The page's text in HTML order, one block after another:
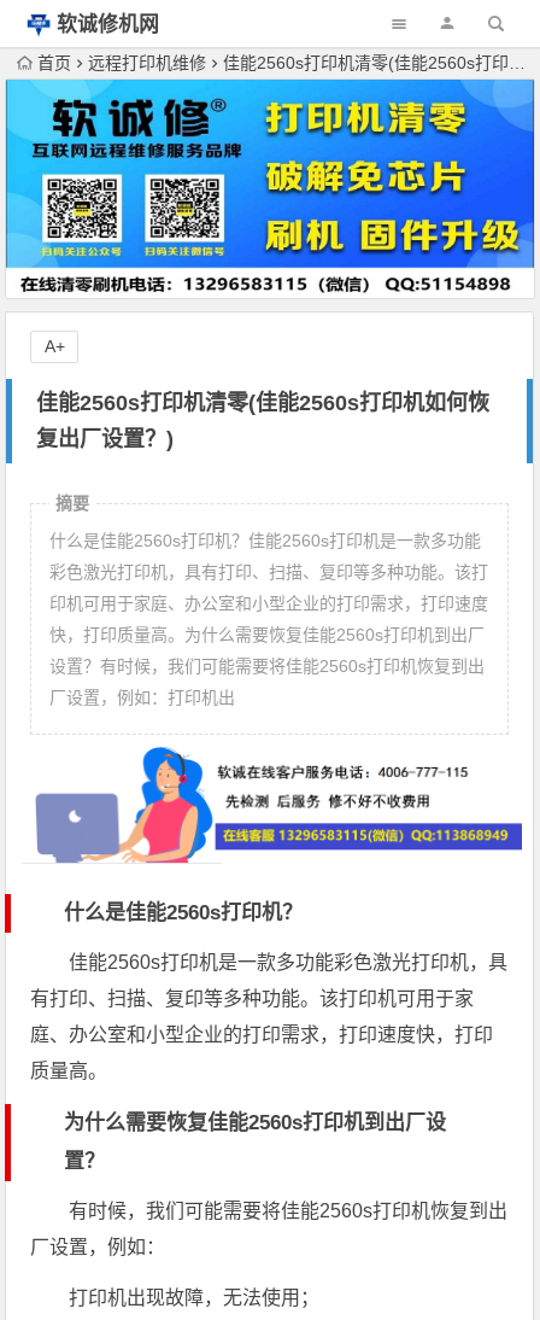
软诚修机网
首页 远程打印机维修 佳能2560s打印机清零(佳能2560s打印机如何恢复出厂设置？)
佳能2560s打印机清零(佳能2560s打印机如何恢
复出厂设置？)
A+
摘要
什么是佳能2560s打印机？佳能2560s打印机是一款多功能
彩色激光打印机，具有打印、扫描、复印等多种功能。该打
印机可用于家庭、办公室和小型企业的打印需求，打印速度
快，打印质量高。为什么需要恢复佳能2560s打印机到出厂
设置？有时候，我们可能需要将佳能2560s打印机恢复到出
厂设置，例如：打印机出
什么是佳能2560s打印机？
佳能2560s打印机是一款多功能彩色激光打印机，具
有打印、扫描、复印等多种功能。该打印机可用于家
庭、办公室和小型企业的打印需求，打印速度快，打印
质量高。
为什么需要恢复佳能2560s打印机到出厂设
置？
有时候，我们可能需要将佳能2560s打印机恢复到出
厂设置，例如：
打印机出现故障，无法使用；